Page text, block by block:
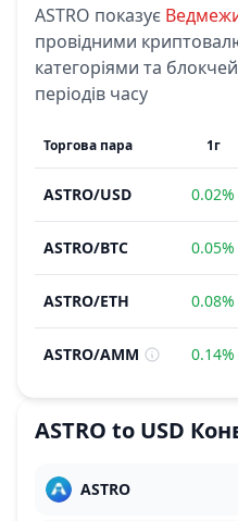
ASTRO показує
провідними
категоріями та
періодів часу
Торгова пара 1г
ASTRO/USD 0.02%
ASTRO/BTC 0.05%
ASTRO/ETH 0.08%
ASTRO/AMM 0.14%
ASTRO to USD
ASTRO